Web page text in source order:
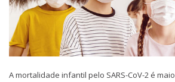
A mortalidade infantil pelo SARS-CoV-2 é